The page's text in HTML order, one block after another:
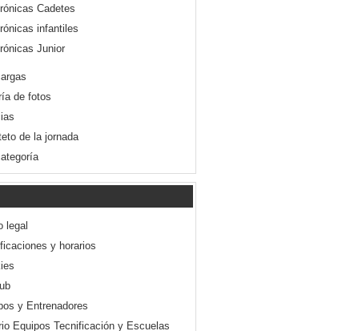
Cadetes
infantiles
Junior
de fotos
de la jornada
legal
y horarios
y Entrenadores
Equipos Tecnificación y Escuelas